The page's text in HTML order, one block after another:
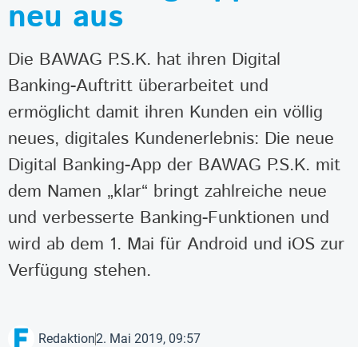
neu aus
Die BAWAG P.S.K. hat ihren Digital
Banking-Auftritt überarbeitet und
ermöglicht damit ihren Kunden ein völlig
neues, digitales Kundenerlebnis: Die neue
Digital Banking-App der BAWAG P.S.K. mit
dem Namen „klar“ bringt zahlreiche neue
und verbesserte Banking-Funktionen und
wird ab dem 1. Mai für Android und iOS zur
Verfügung stehen.
Redaktion2. Mai 2019, 09:57